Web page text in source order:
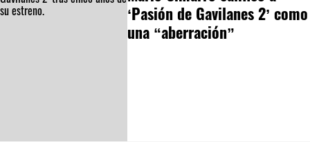
‘Pasión de Gavilanes 2’ como
una “aberración”